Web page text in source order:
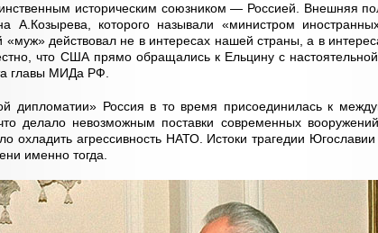
историческим союзником — Россией. Внешняя
А.Козырева, которого называли «министром
«муж» действовал не в интересах нашей страны, а в
что США прямо обращались к Ельцину с
главы МИДа РФ.
дипломатии» Россия в то время присоединилась к
делало невозможным поставки современных
охладить агрессивность НАТО. Истоки трагедии Югославии
именно тогда.